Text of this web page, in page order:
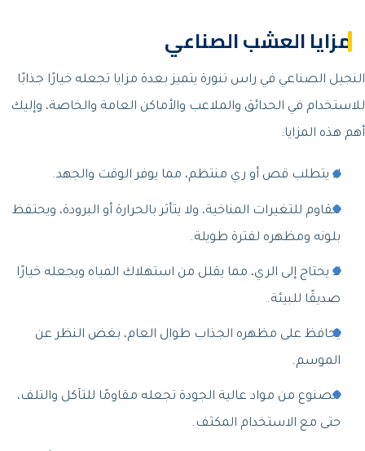
مزايا العشب الصناعي
النجيل الصناعي في راس تنورة يتميز بعدة مزايا تجعله خيارًا جذابًا
للاستخدام في الحدائق والملاعب والأماكن العامة والخاصة، وإليك
أهم هذه المزايا:
لا يتطلب قص أو ري منتظم، مما يوفر الوقت والجهد.
مقاوم للتغيرات المناخية، ولا يتأثر بالحرارة أو البرودة، ويحتفظ
بلونه ومظهره لفترة طويلة.
لا يحتاج إلى الري، مما يقلل من استهلاك المياه ويجعله خيارًا
صديقًا للبيئة.
يحافظ على مظهره الجذاب طوال العام، بغض النظر عن
الموسم.
مصنوع من مواد عالية الجودة تجعله مقاومًا للتآكل والتلف،
حتى مع الاستخدام المكثف.